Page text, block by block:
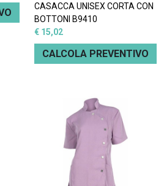
CASACCA UNISEX CORTA CON
BOTTONI B9410
€ 15,02
CALCOLA PREVENTIVO